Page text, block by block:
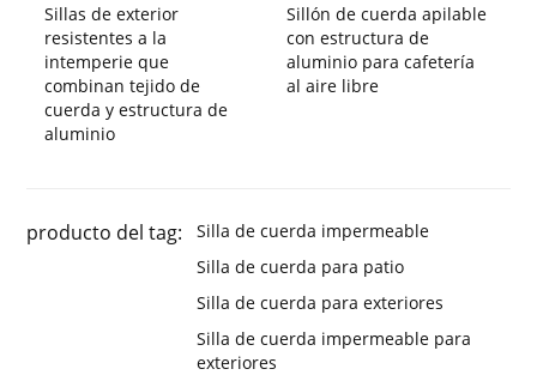
Sillas de exterior
resistentes a la
intemperie que
combinan tejido de
cuerda y estructura de
aluminio
Sillón de cuerda apilable
con estructura de
aluminio para cafetería
al aire libre
producto del tag:
Silla de cuerda impermeable
Silla de cuerda para patio
Silla de cuerda para exteriores
Silla de cuerda impermeable para
exteriores